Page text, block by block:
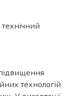
технологій